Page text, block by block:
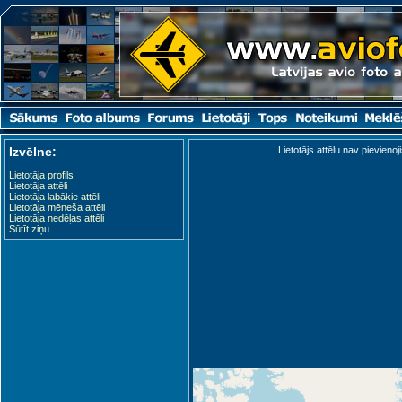
Izvēlne:
Lietotāja profils
Lietotāja attēli
Lietotāja labākie attēli
Lietotāja mēneša attēli
Lietotāja nedēļas attēli
Sūtīt ziņu
Lietotājs attēlu nav